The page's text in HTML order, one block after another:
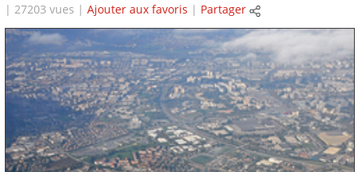
| 27203 vues | Ajouter aux favoris | Partager